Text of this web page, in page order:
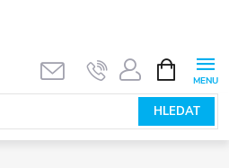
HLEDAT
NÁKUPNÍ
KOŠÍK